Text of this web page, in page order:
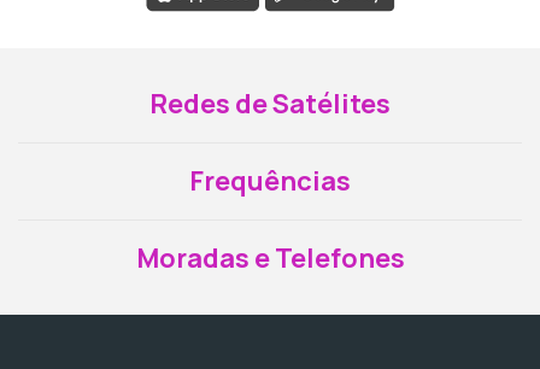
Redes de Satélites
Frequências
Moradas e Telefones